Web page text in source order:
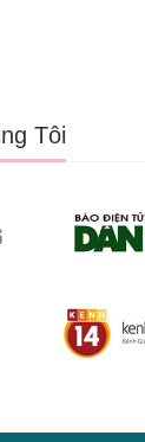
Tôi